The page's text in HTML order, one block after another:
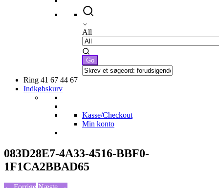
All
Ring 41 67 44 67
Indkøbskurv
Kasse/Checkout
Min konto
083D28E7-4A33-4516-BBF0-
1F1CA2BBAD65